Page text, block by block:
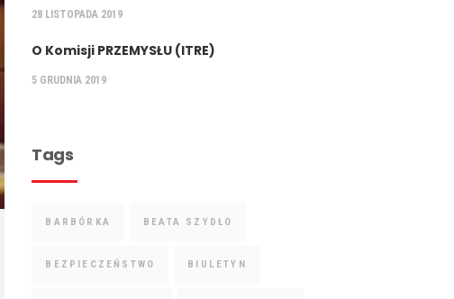
28 LISTOPADA 2019
O Komisji PRZEMYSŁU (ITRE)
5 GRUDNIA 2019
Tags
BARBÓRKA BEATA SZYDŁO
BEZPIECZEŃSTWO BIULETYN